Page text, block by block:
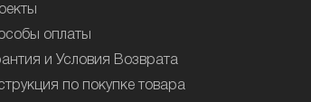
оплаты
и Условия Возврата
по покупке товара